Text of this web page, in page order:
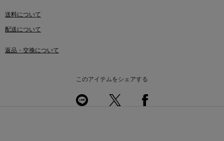
送料について
配送について
返品・交換について
このアイテムをシェアする